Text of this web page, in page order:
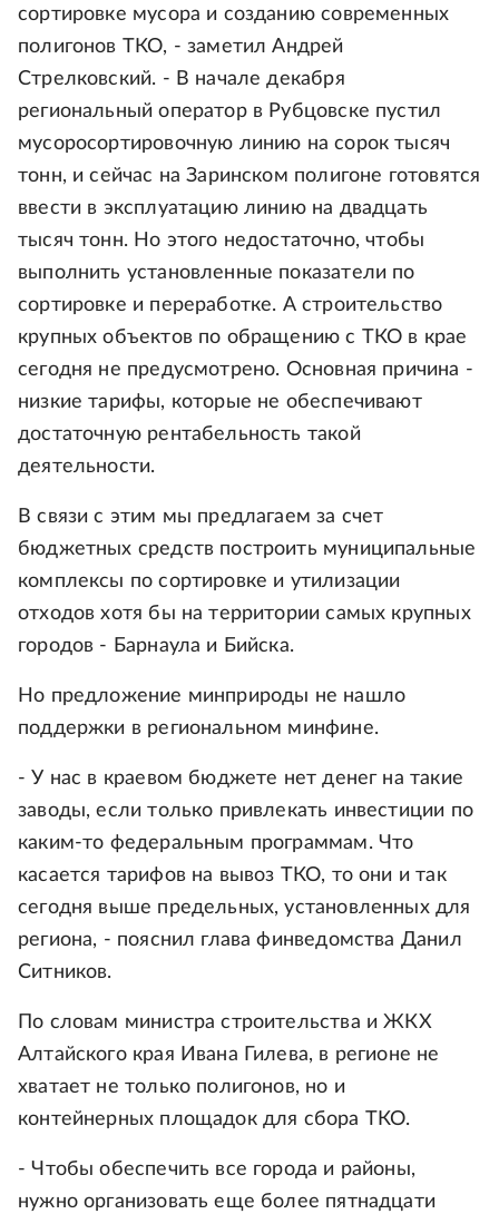
сортировке мусора и созданию современных
полигонов ТКО, - заметил Андрей
Стрелковский. - В начале декабря
региональный оператор в Рубцовске пустил
мусоросортировочную линию на сорок тысяч
тонн, и сейчас на Заринском полигоне готовятся
ввести в эксплуатацию линию на двадцать
тысяч тонн. Но этого недостаточно, чтобы
выполнить установленные показатели по
сортировке и переработке. А строительство
крупных объектов по обращению с ТКО в крае
сегодня не предусмотрено. Основная причина -
низкие тарифы, которые не обеспечивают
достаточную рентабельность такой
деятельности.
В связи с этим мы предлагаем за счет
бюджетных средств построить муниципальные
комплексы по сортировке и утилизации
отходов хотя бы на территории самых крупных
городов - Барнаула и Бийска.
Но предложение минприроды не нашло
поддержки в региональном минфине.
- У нас в краевом бюджете нет денег на такие
заводы, если только привлекать инвестиции по
каким-то федеральным программам. Что
касается тарифов на вывоз ТКО, то они и так
сегодня выше предельных, установленных для
региона, - пояснил глава финведомства Данил
Ситников.
По словам министра строительства и ЖКХ
Алтайского края Ивана Гилева, в регионе не
хватает не только полигонов, но и
контейнерных площадок для сбора ТКО.
- Чтобы обеспечить все города и районы,
нужно организовать еще более пятнадцати